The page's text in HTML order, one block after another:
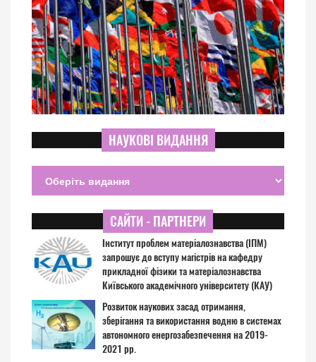
НАУКОВІ ВИДАННЯ
САЙТИ - ПАРТНЕРИ
Інститут проблем матеріалознавства (ІПМ)
запрошує до вступу магістрів на кафедру
прикладної фізики та матеріалознавства
Київського академічного університету (КАУ)
Розвиток наукових засад отримання,
зберігання та використання водню в системах
автономного енергозабезпечення на 2019-
2021 рр.